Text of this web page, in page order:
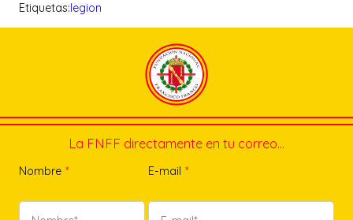
Etiquetas:legion
La FNFF directamente en tu correo…
Nombre * E-mail *